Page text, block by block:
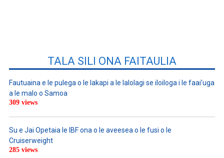
TALA SILI ONA FAITAULIA
Fautuaina e le pulega o le lakapi a le lalolagi se iloiloga i le faai’uga
a le malo o Samoa
309 views
Su e Jai Opetaia le IBF ona o le aveesea o le fusi o le
Cruiserweight
285 views